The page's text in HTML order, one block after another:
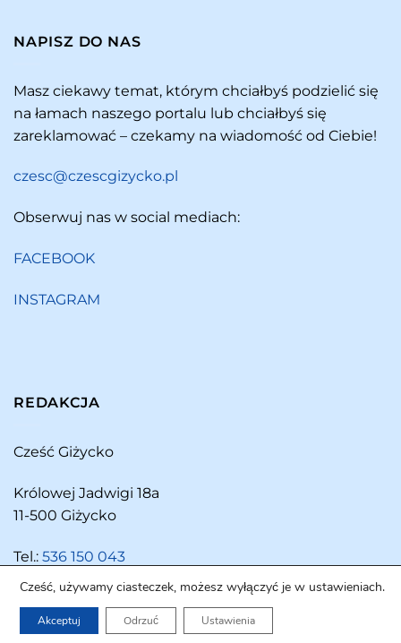
NAPISZ DO NAS
Masz ciekawy temat, którym chciałbyś podzielić się
na łamach naszego portalu lub chciałbyś się
zareklamować – czekamy na wiadomość od Ciebie!
czesc@czescgizycko.pl
Obserwuj nas w social mediach:
FACEBOOK
INSTAGRAM
REDAKCJA
Cześć Giżycko
Królowej Jadwigi 18a
11-500 Giżycko
Tel.: 536 150 043
Copyright 2026 ©Cześć Giżycko
Cześć, używamy ciasteczek, możesz wyłączyć je w ustawieniach.
Akceptuj Odrzuć Ustawienia